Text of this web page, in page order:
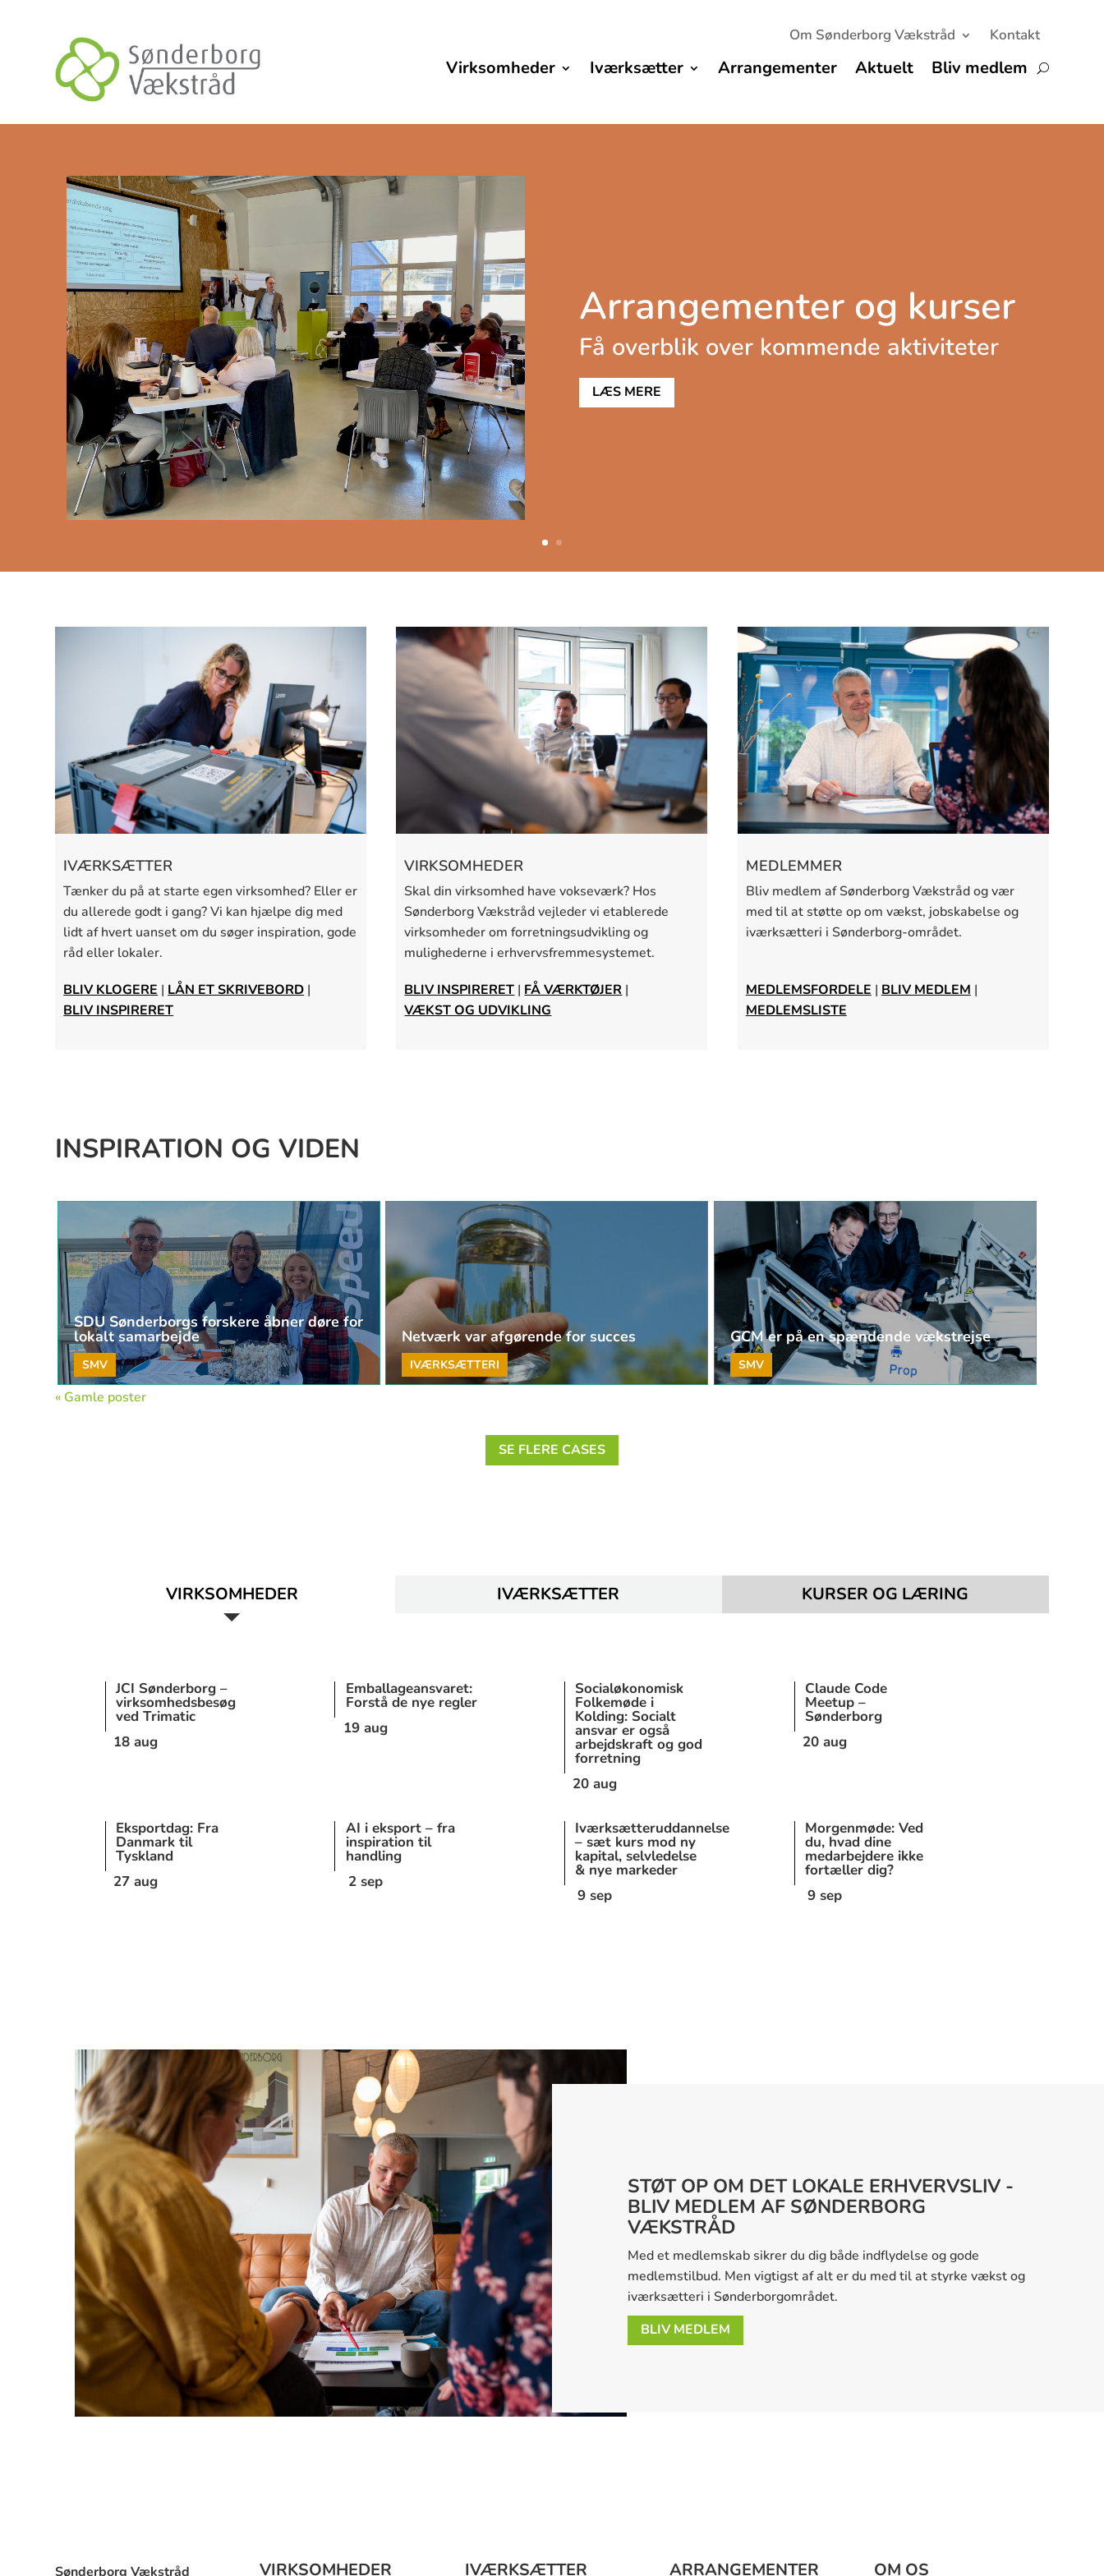
Om Sønderborg Vækstråd Kontakt
Virksomheder Iværksætter Arrangementer Aktuelt Bliv medlem
Arrangementer og kurser
Få overblik over kommende aktiviteter
LÆS MERE
IVÆRKSÆTTER
Tænker du på at starte egen virksomhed? Eller er
du allerede godt i gang? Vi kan hjælpe dig med
lidt af hvert uanset om du søger inspiration, gode
råd eller lokaler.
BLIV KLOGERE | LÅN ET SKRIVEBORD |
BLIV INSPIRERET
VIRKSOMHEDER
Skal din virksomhed have vokseværk? Hos
Sønderborg Vækstråd vejleder vi etablerede
virksomheder om forretningsudvikling og
mulighederne i erhvervsfremmesystemet.
BLIV INSPIRERET | FÅ VÆRKTØJER |
VÆKST OG UDVIKLING
MEDLEMMER
Bliv medlem af Sønderborg Vækstråd og vær
med til at støtte op om vækst, jobskabelse og
iværksætteri i Sønderborg-området.
MEDLEMSFORDELE | BLIV MEDLEM |
MEDLEMSLISTE
INSPIRATION OG VIDEN
SDU Sønderborgs forskere åbner døre for
lokalt samarbejde
SMV
Netværk var afgørende for succes
IVÆRKSÆTTERI
GCM er på en spændende vækstrejse
SMV
« Gamle poster
SE FLERE CASES
VIRKSOMHEDER IVÆRKSÆTTER KURSER OG LÆRING
JCI Sønderborg –
virksomhedsbesøg
ved Trimatic
18 aug
Emballageansvaret:
Forstå de nye regler
19 aug
Socialøkonomisk
Folkemøde i
Kolding: Socialt
ansvar er også
arbejdskraft og god
forretning
20 aug
Claude Code
Meetup –
Sønderborg
20 aug
Eksportdag: Fra
Danmark til
Tyskland
27 aug
AI i eksport – fra
inspiration til
handling
2 sep
Iværksætteruddannelse
– sæt kurs mod ny
kapital, selvledelse
& nye markeder
9 sep
Morgenmøde: Ved
du, hvad dine
medarbejdere ikke
fortæller dig?
9 sep
STØT OP OM DET LOKALE ERHVERVSLIV -
BLIV MEDLEM AF SØNDERBORG
VÆKSTRÅD
Med et medlemskab sikrer du dig både indflydelse og gode
medlemstilbud. Men vigtigst af alt er du med til at styrke vækst og
iværksætteri i Sønderborgområdet.
BLIV MEDLEM
Sønderborg Vækstråd VIRKSOMHEDER IVÆRKSÆTTER ARRANGEMENTER OM OS